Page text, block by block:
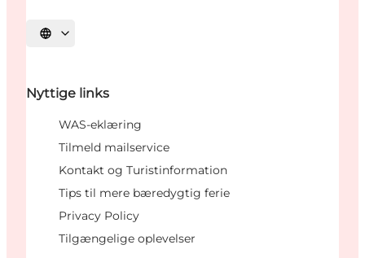
Vælg sprog
Nyttige links
WAS-eklæring
Tilmeld mailservice
Kontakt og Turistinformation
Tips til mere bæredygtig ferie
Privacy Policy
Tilgængelige oplevelser